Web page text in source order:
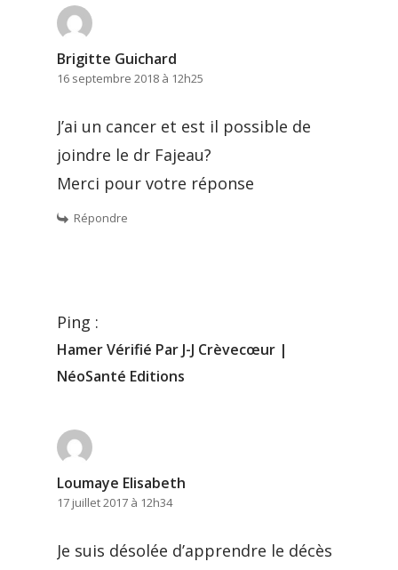
Brigitte Guichard
16 septembre 2018 à 12h25
J’ai un cancer et est il possible de
joindre le dr Fajeau?
Merci pour votre réponse
Répondre
Ping :
Hamer Vérifié Par J-J Crèvecœur |
NéoSanté Editions
Loumaye Elisabeth
17 juillet 2017 à 12h34
Je suis désolée d’apprendre le décès